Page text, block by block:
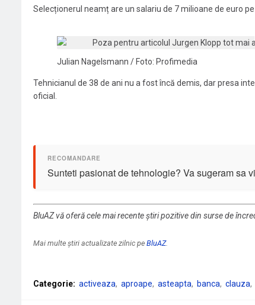
Selecționerul neamț are un salariu de 7 milioane de euro pe
Julian Nagelsmann / Foto: Profimedia
Tehnicianul de 38 de ani nu a fost încă demis, dar presa
oficial.
Sunteti pasionat de tehnologie? Va sugeram sa
BluAZ vă oferă cele mai recente știri pozitive din surse de
Mai multe știri actualizate zilnic pe BluAZ.
Categorie: activeaza aproape asteapta banca clauza